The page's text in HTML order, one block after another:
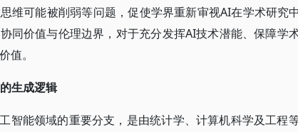
维可能被削弱等问题，促使学界重新审视AI在学术研究
同价值与伦理边界，对于充分发挥AI技术潜能、保障学
值。
生成逻辑
智能领域的重要分支，是由统计学、计算机科学及工程